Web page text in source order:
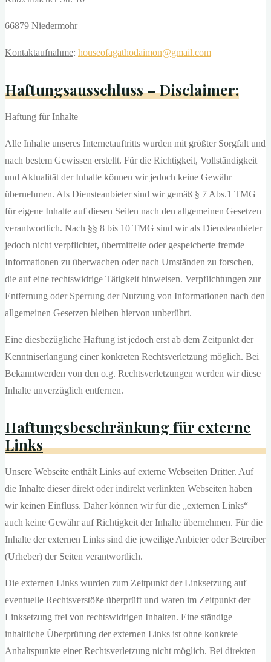
Kontakt
66879 Niedermohr
Kontaktaufnahme: houseofagathodaimon@gmail.com
Haftungsausschluss – Disclaimer:
Haftung für Inhalte
Alle Inhalte unseres Internetauftritts wurden mit größter Sorgfalt und
nach bestem Gewissen erstellt. Für die Richtigkeit, Vollständigkeit
und Aktualität der Inhalte können wir jedoch keine Gewähr
übernehmen. Als Diensteanbieter sind wir gemäß § 7 Abs.1 TMG
für eigene Inhalte auf diesen Seiten nach den allgemeinen Gesetzen
verantwortlich. Nach §§ 8 bis 10 TMG sind wir als Diensteanbieter
jedoch nicht verpflichtet, übermittelte oder gespeicherte fremde
Informationen zu überwachen oder nach Umständen zu forschen,
die auf eine rechtswidrige Tätigkeit hinweisen. Verpflichtungen zur
Entfernung oder Sperrung der Nutzung von Informationen nach den
allgemeinen Gesetzen bleiben hiervon unberührt.
Eine diesbezügliche Haftung ist jedoch erst ab dem Zeitpunkt der
Kenntniserlangung einer konkreten Rechtsverletzung möglich. Bei
Bekanntwerden von den o.g. Rechtsverletzungen werden wir diese
Inhalte unverzüglich entfernen.
Haftungsbeschränkung für externe
Links
Unsere Webseite enthält Links auf externe Webseiten Dritter. Auf
die Inhalte dieser direkt oder indirekt verlinkten Webseiten haben
wir keinen Einfluss. Daher können wir für die „externen Links“
auch keine Gewähr auf Richtigkeit der Inhalte übernehmen. Für die
Inhalte der externen Links sind die jeweilige Anbieter oder Betreiber
(Urheber) der Seiten verantwortlich.
Die externen Links wurden zum Zeitpunkt der Linksetzung auf
eventuelle Rechtsverstöße überprüft und waren im Zeitpunkt der
Linksetzung frei von rechtswidrigen Inhalten. Eine ständige
inhaltliche Überprüfung der externen Links ist ohne konkrete
Anhaltspunkte einer Rechtsverletzung nicht möglich. Bei direkten